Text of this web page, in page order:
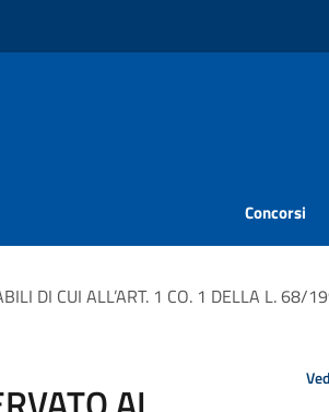
Concorsi
DI CUI ALL’ART. 1 CO. 1 DELLA L. 68/